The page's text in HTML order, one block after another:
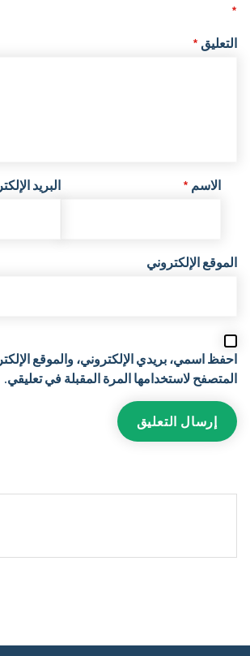
*
التعليق *
الاسم * البريد
الموقع الإلكتروني
احفظ اسمي، بريدي الإلكتروني، والموقع
المتصفح لاستخدامها المرة المقبلة في تعليقي.